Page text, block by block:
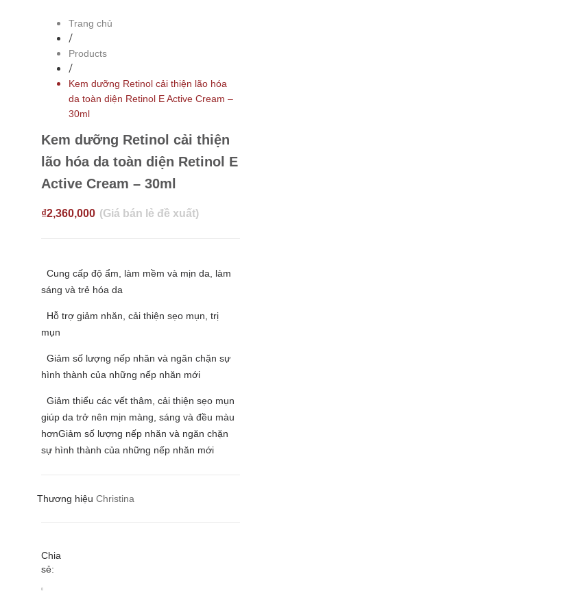
Trang chủ
/
Products
/
Kem dưỡng Retinol cải thiện lão hóa
da toàn diện Retinol E Active Cream –
30ml
Kem dưỡng Retinol cải thiện
lão hóa da toàn diện Retinol E
Active Cream – 30ml
₫2,360,000
Cung cấp độ ẩm, làm mềm và mịn da, làm
sáng và trẻ hóa da
Hỗ trợ giảm nhăn, cải thiện sẹo mụn, trị
mụn
Giảm số lượng nếp nhăn và ngăn chặn sự
hình thành của những nếp nhăn mới
Giảm thiểu các vết thâm, cải thiện sẹo mụn
giúp da trở nên mịn màng, sáng và đều màu
hơnGiảm số lượng nếp nhăn và ngăn chặn
sự hình thành của những nếp nhăn mới
Thương hiệu Christina
Chia
sẻ: